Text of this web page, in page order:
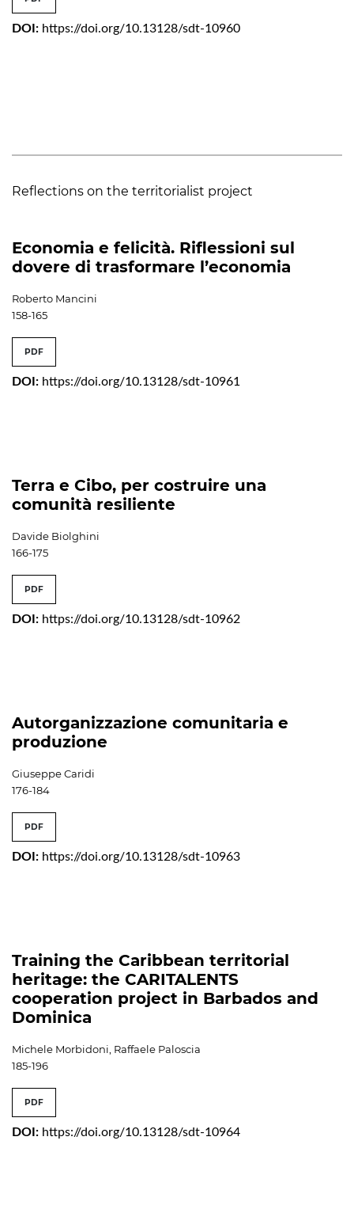
DOI: https://doi.org/10.13128/sdt-10960
Reflections on the territorialist project
Economia e felicità. Riflessioni sul
dovere di trasformare l’economia
Roberto Mancini
158-165
PDF
DOI: https://doi.org/10.13128/sdt-10961
Terra e Cibo, per costruire una
comunità resiliente
Davide Biolghini
166-175
PDF
DOI: https://doi.org/10.13128/sdt-10962
Autorganizzazione comunitaria e
produzione
Giuseppe Caridi
176-184
PDF
DOI: https://doi.org/10.13128/sdt-10963
Training the Caribbean territorial
heritage: the CARITALENTS
cooperation project in Barbados and
Dominica
Michele Morbidoni, Raffaele Paloscia
185-196
PDF
DOI: https://doi.org/10.13128/sdt-10964